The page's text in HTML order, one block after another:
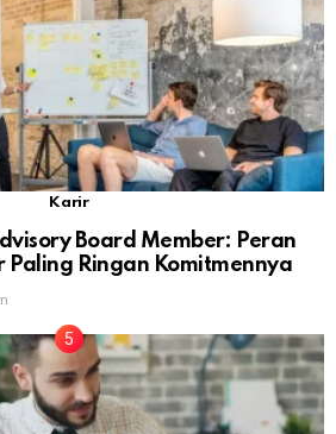
Karir
Board Member: Peran
Paling Ringan Komitmennya